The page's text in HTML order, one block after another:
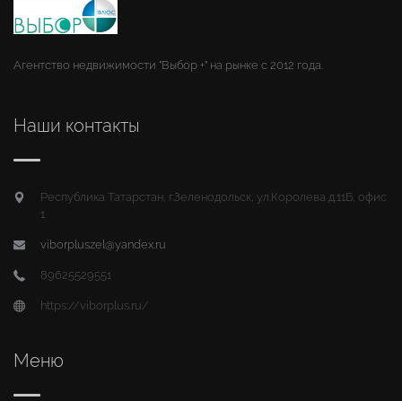
Агентство недвижимости "Выбор +" на рынке с 2012 года.
Наши контакты
Республика Татарстан, г.Зеленодольск, ул.Королева д.11Б, офис
1
viborpluszel@yandex.ru
89625529551
https://viborplus.ru/
Меню